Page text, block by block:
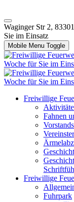
Waginger Str 2,
Sie im Einsatz
Mobile Menu Toggle
Freiwillige
Fahnen
Freiwillige
Fuhrpark